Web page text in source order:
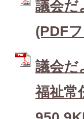
議会だ
(PDF
議会だ
福祉常